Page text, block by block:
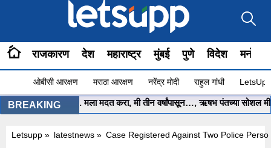
राजकारण देश महाराष्ट्र मुंबई पुणे विदेश
ओबीसी आरक्षण मराठा आरक्षण नरेंद्र मोदी राहुल गांधी
BREAKING
मुख्यमंत्री साहेब.. मला मदत करा, मी तीन वर्षांपासून…, ऋषभ पंतच्या सोशल
Letsupp » latestnews » Case Registered Against Two Police